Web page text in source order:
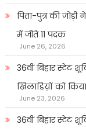
पिता-पुत्र की जोड़ी
में जीते 11 पदक
June 26, 2026
36वीं बिहार स्टेट
खिलाडिय़ों को
June 23, 2026
36वीं बिहार स्टेट